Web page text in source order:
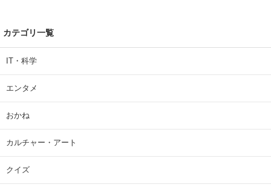
カテゴリ一覧
IT・科学
エンタメ
おかね
カルチャー・アート
クイズ